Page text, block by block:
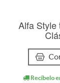
Alfa Style
Recíbelo